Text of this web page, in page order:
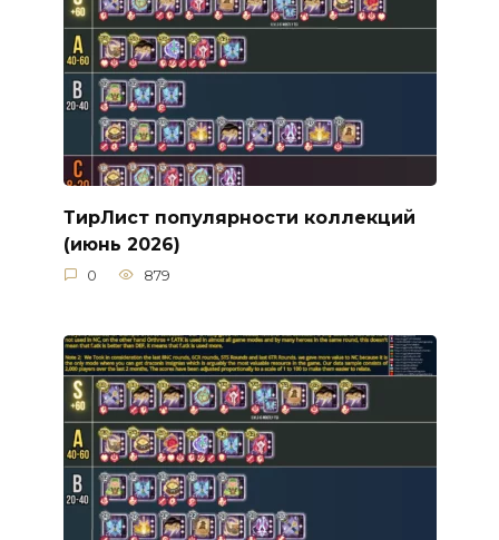
ТирЛист популярности коллекций
(июнь 2026)
0 879